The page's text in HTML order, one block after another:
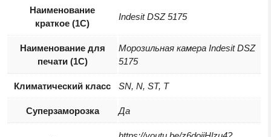
Наименование
краткое (1C)
Indesit DSZ 5175
Наименование для
печати (1С)
Морозильная камера Indesit DSZ
5175
Климатический класс SN, N, ST, T
Суперзаморозка Да